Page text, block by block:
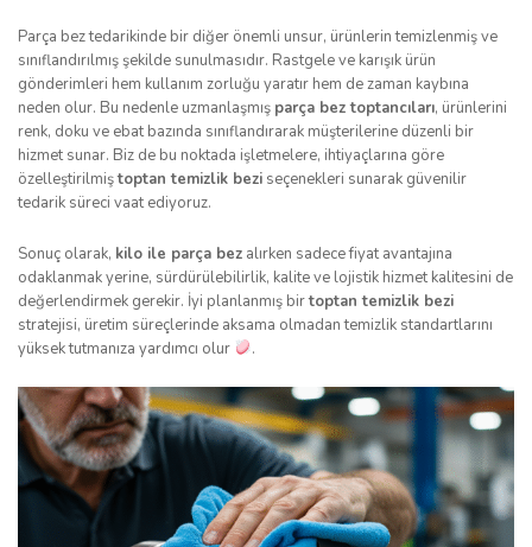
Parça bez tedarikinde bir diğer önemli unsur, ürünlerin temizlenmiş ve
sınıflandırılmış şekilde sunulmasıdır. Rastgele ve karışık ürün
gönderimleri hem kullanım zorluğu yaratır hem de zaman kaybına
neden olur. Bu nedenle uzmanlaşmış parça bez toptancıları, ürünlerini
renk, doku ve ebat bazında sınıflandırarak müşterilerine düzenli bir
hizmet sunar. Biz de bu noktada işletmelere, ihtiyaçlarına göre
özelleştirilmiştoptan temizlik bezi seçenekleri sunarak güvenilir
tedarik süreci vaat ediyoruz.
Sonuç olarak, kilo ile parça bez alırken sadece fiyat avantajına
odaklanmak yerine, sürdürülebilirlik, kalite ve lojistik hizmet kalitesini de
değerlendirmek gerekir. İyi planlanmış birtoptan temizlik bezi
stratejisi, üretim süreçlerinde aksama olmadan temizlik standartlarını
yüksek tutmanıza yardımcı olur
.